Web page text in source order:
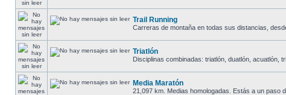
Trail Running
Carreras de montaña en todas sus distancias,
Triatlón
Disciplinas combinadas: triatlón, duatlón, acuatlón,
Media Maratón
21,097 km. Medias homologadas. Estás a un paso